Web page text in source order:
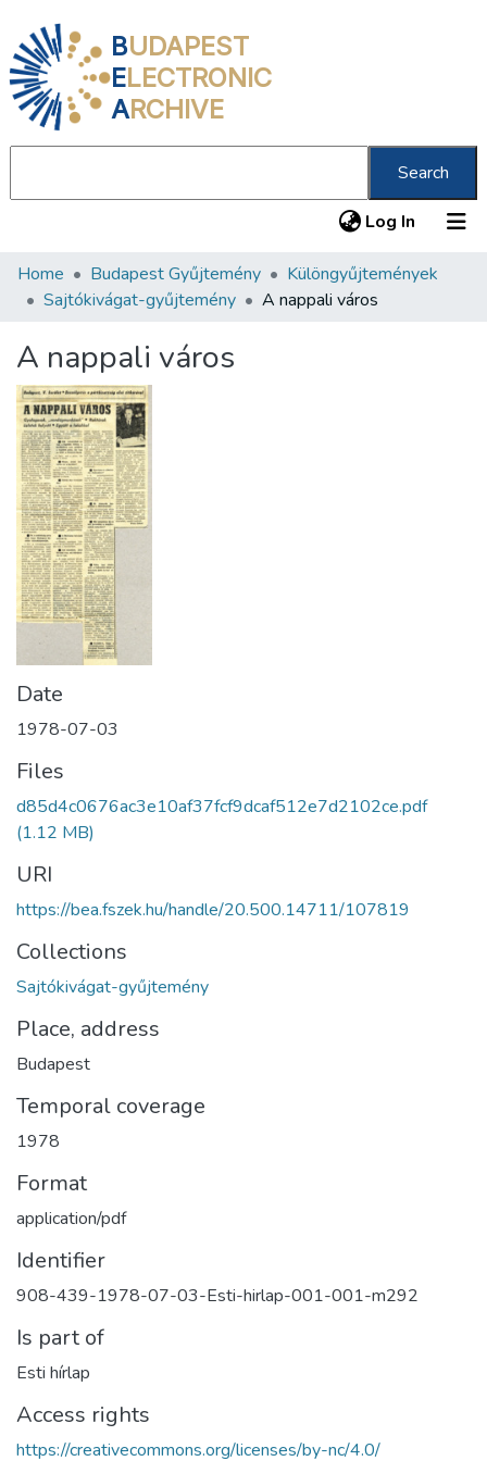
BUDAPEST
ELECTRONIC
ARCHIVE
Search
Log In (current)
Communities & Collections
Statistics
About us
Home Budapest Gyűjtemény
Különgyűjtemények
Sajtókivágat-gyűjtemény
A nappali város
A nappali város
Date
1978-07-03
Files
d85d4c0676ac3e10af37fcf9dcaf512e7d2102ce.pdf
(1.12 MB)
URI
https://bea.fszek.hu/handle/20.500.14711/107819
Collections
Sajtókivágat-gyűjtemény
Place, address
Budapest
Temporal coverage
1978
Format
application/pdf
Identifier
908-439-1978-07-03-Esti-hirlap-001-001-m292
Is part of
Esti hírlap
Access rights
https://creativecommons.org/licenses/by-nc/4.0/